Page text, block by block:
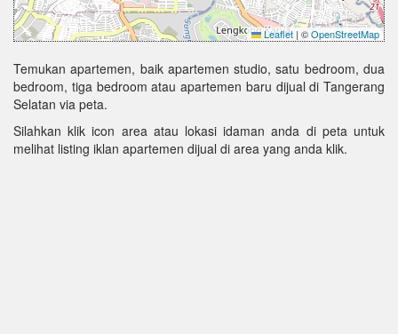
Leaflet | ©OpenStreetMap
Temukan apartemen, baik apartemen studio, satu bedroom, dua
bedroom, tiga bedroom atau apartemen baru dijual di Tangerang
Selatan via peta.
Silahkan klik icon area atau lokasi idaman anda di peta untuk
melihat listing iklan apartemen dijual di area yang anda klik.